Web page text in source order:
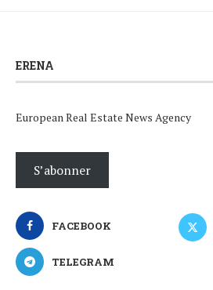
ERENA
European Real Estate News Agency
S’abonner
FACEBOOK
TELEGRAM